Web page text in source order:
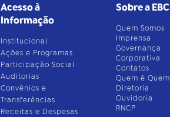
Acesso à
Informação
Institucional
Ações e Programas
Participação Social
Auditorias
Convênios e
Transferências
Receitas e Despesas
Sobre a EBC
Quem Somos
Imprensa
Governança
Corporativa
Contatos
Quem é Quem
Diretoria
Ouvidoria
RNCP